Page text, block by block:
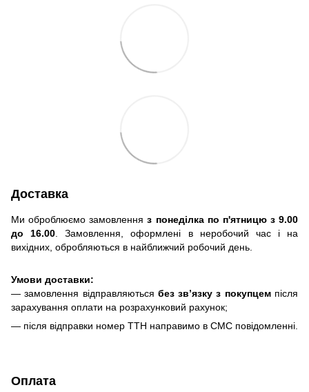
Доставка
Ми оброблюємо замовленняз понеділка по п'ятницю з 9.00
до 16.00. Замовлення, оформлені в неробочий час і на
вихідних, обробляються в найближчий робочий день.
Умови доставки:
— замовлення відправляються без зв’язку з покупцемпісля
зарахування оплати на розрахунковий рахунок;
— після відправки номер ТТН направимо в СМС повідомленні.
Оплата